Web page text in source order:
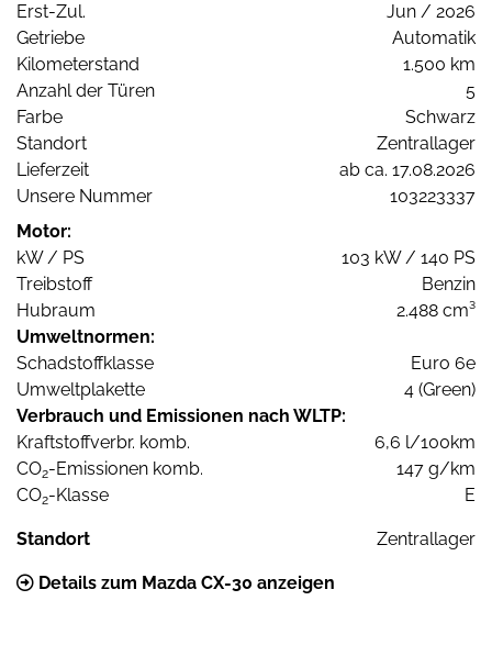
Erst-Zul.
Jun / 2026
Getriebe
Automatik
Kilometerstand
1.500 km
Anzahl der Türen
5
Farbe
Schwarz
Standort
Zentrallager
Lieferzeit
ab ca. 17.08.2026
Unsere Nummer
103223337
Motor:
kW / PS
103 kW / 140 PS
Treibstoff
Benzin
Hubraum
2.488 cm³
Umweltnormen:
Schadstoffklasse
Euro 6e
Umweltplakette
4 (Green)
Verbrauch und Emissionen nach WLTP:
Kraftstoffverbr. komb.
6,6 l/100km
CO2-Emissionen komb.
147 g/km
CO2-Klasse E
Standort Zentrallager
Details zum Mazda CX-30 anzeigen